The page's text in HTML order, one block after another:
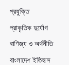
প্রযুক্তি
প্রাকৃতিক দুর্যোগ
বাণিজ্য ও অর্থনীতি
বাংলাদেশ ইতিহাস